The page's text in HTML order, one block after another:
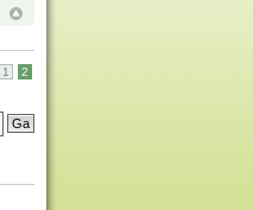
1 2